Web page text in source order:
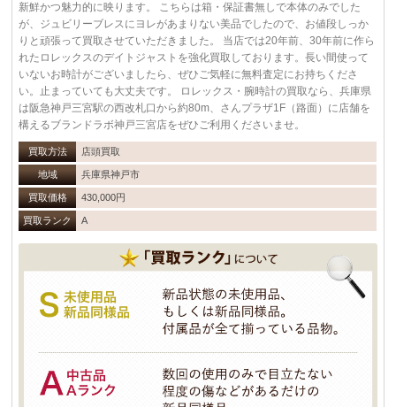
新鮮かつ魅力的に映ります。 こちらは箱・保証書無しで本体のみでした
が、ジュビリーブレスにヨレがあまりない美品でしたので、お値段しっか
りと頑張って買取させていただきました。 当店では20年前、30年前に作ら
れたロレックスのデイトジャストを強化買取しております。長い間使って
いないお時計がございましたら、ぜひご気軽に無料査定にお持ちくださ
い。止まっていても大丈夫です。 ロレックス・腕時計の買取なら、兵庫県
は阪急神戸三宮駅の西改札口から約80m、さんプラザ1F（路面）に店舗を
構えるブランドラボ神戸三宮店をぜひご利用くださいませ。
買取方法 店頭買取
地域 兵庫県神戸市
買取価格 430,000円
買取ランク A